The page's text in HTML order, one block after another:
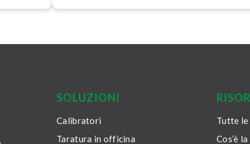
SOLUZIONI
Calibratori
Taratura in officina
Tutte
Cos’è